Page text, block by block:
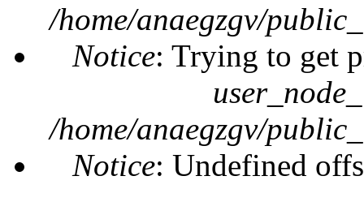
/home/anaegzgv/
Notice: Trying to get
/home/anaegzgv/
Notice: Undefined